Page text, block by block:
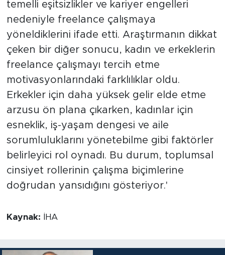
temelli eşitsizlikler ve kariyer engelleri
nedeniyle freelance çalışmaya
yöneldiklerini ifade etti. Araştırmanın dikkat
çeken bir diğer sonucu, kadın ve erkeklerin
freelance çalışmayı tercih etme
motivasyonlarındaki farklılıklar oldu.
Erkekler için daha yüksek gelir elde etme
arzusu ön plana çıkarken, kadınlar için
esneklik, iş-yaşam dengesi ve aile
sorumluluklarını yönetebilme gibi faktörler
belirleyici rol oynadı. Bu durum, toplumsal
cinsiyet rollerinin çalışma biçimlerine
doğrudan yansıdığını gösteriyor.'
Kaynak: İHA